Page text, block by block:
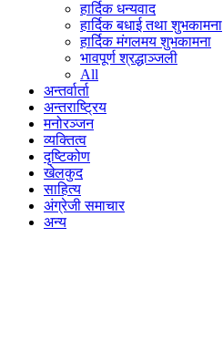
हार्दिक धन्यवाद
हार्दिक बधाई तथा शुभकामना
हार्दिक मंगलमय शुभकामना
भावपूर्ण श्रद्धाञ्जली
All
अन्तर्वार्ता
अन्तराष्ट्रिय
मनोरञ्जन
व्यक्तित्व
दृष्टिकोण
खेलकुद
साहित्य
अंग्रेजी समाचार
अन्य